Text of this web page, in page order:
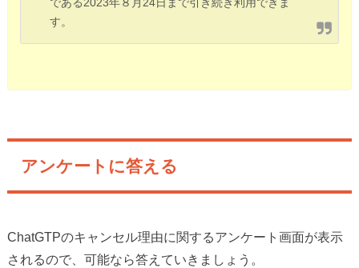
である2023年８月24日まで引き続き利用できま
す。
アンケートに答える
ChatGTPのキャンセル理由に関するアンケート画面が表示
されるので、可能なら答えていきましょう。